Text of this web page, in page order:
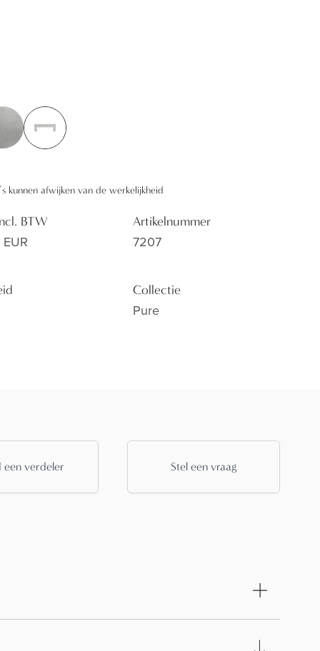
kunnen afwijken van de werkelijkheid
BTW Artikelnummer
7207
Collectie
Pure
een verdeler Stel een vraag